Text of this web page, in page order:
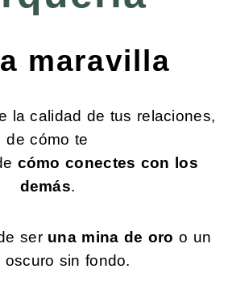
maravilla
la calidad de tus relaciones,
de cómo te
cómo conectes con los
demás.
ser una mina de oro o un
oscuro sin fondo.